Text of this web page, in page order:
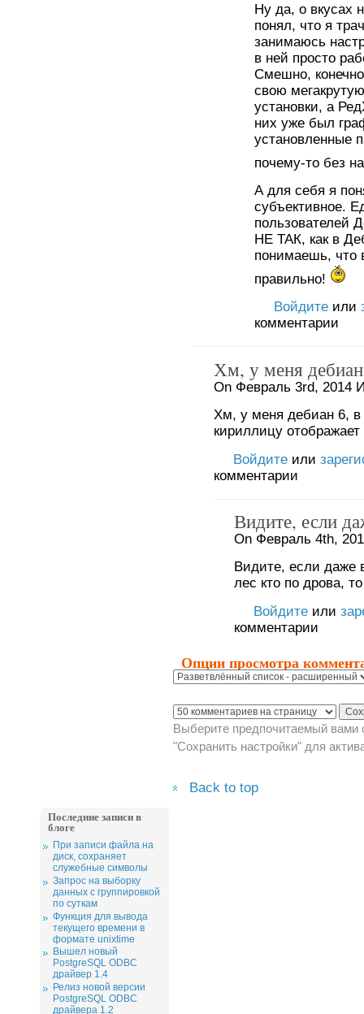
Ну да, о вкусах
понял, что я
занимаюсь
в ней просто
Смешно,
свою
установки, а
них уже был
установленные
почему-то без
А для себя я
субъективное.
пользователей
НЕ ТАК, как в
понимаешь, что
правильно!
Войдитеили
комментарии
Хм, у меня
On Февраль 3rd, 2014
Хм, у меня дебиан 6, в
кириллицу
Войдитеили
комментарии
Видите, если
On Февраль 4th,
Видите, если даже
лес кто по дрова,
Войдитеили
комментарии
Опции просмотра
Выберите предпочитаемый вами
"Сохранить настройки" для
Back to top
Последние записи в
блоге
При записи файла на
диск, сохраняет
служебные символы
Запрос на выборку
данных с группировкой
по суткам
Функция для вывода
текущего времени в
формате unixtime
Вышел новый
PostgreSQL ODBC
драйвер 1.4
Релиз новой версии
PostgreSQL ODBC
драйвера 1.2